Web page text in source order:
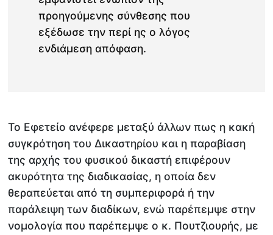
προηγούμενης σύνθεσης που
εξέδωσε την περί ης ο λόγος
ενδιάμεση απόφαση.
Το Εφετείο ανέφερε μεταξύ άλλων πως η κακή
συγκρότηση του Δικαστηρίου και η παραβίαση
της αρχής του φυσικού δικαστή επιφέρουν
ακυρότητα της διαδικασίας, η οποία δεν
θεραπεύεται από τη συμπεριφορά ή την
παράλειψη των διαδίκων, ενώ παρέπεμψε στην
νομολογία που παρέπεμψε ο κ. Πουτζιουρής, με